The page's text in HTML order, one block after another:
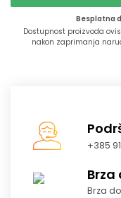
Besplatna
Dostupnost proizvoda
nakon zaprimanja
+385
Brza